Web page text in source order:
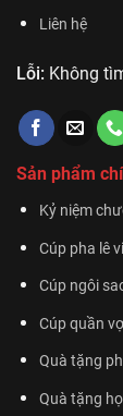
Liên hệ
Lỗi: Không
Sản phẩm
Kỷ niệm
Cúp pha lê
Cúp ngôi
Cúp quần
Quà tặng
Quà tặng